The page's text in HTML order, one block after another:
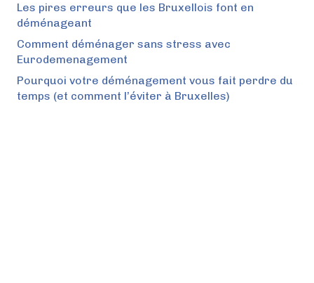
Les pires erreurs que les Bruxellois font en
déménageant
Comment déménager sans stress avec
Eurodemenagement
Pourquoi votre déménagement vous fait perdre du
temps (et comment l’éviter à Bruxelles)